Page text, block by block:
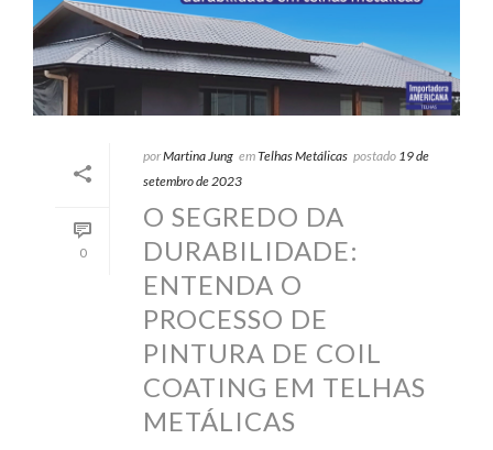
0
porMartina Jung emTelhas Metálicas postado 19 de
setembro de 2023
O SEGREDO DA
DURABILIDADE:
ENTENDA O
PROCESSO DE
PINTURA DE COIL
COATING EM TELHAS
METÁLICAS